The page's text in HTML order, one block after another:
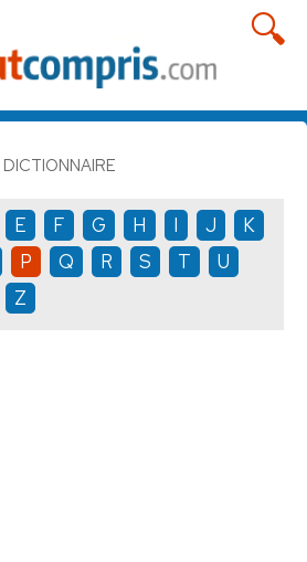
DICTIONNAIRE
E F G H I J
K
P Q R S T
U
Z